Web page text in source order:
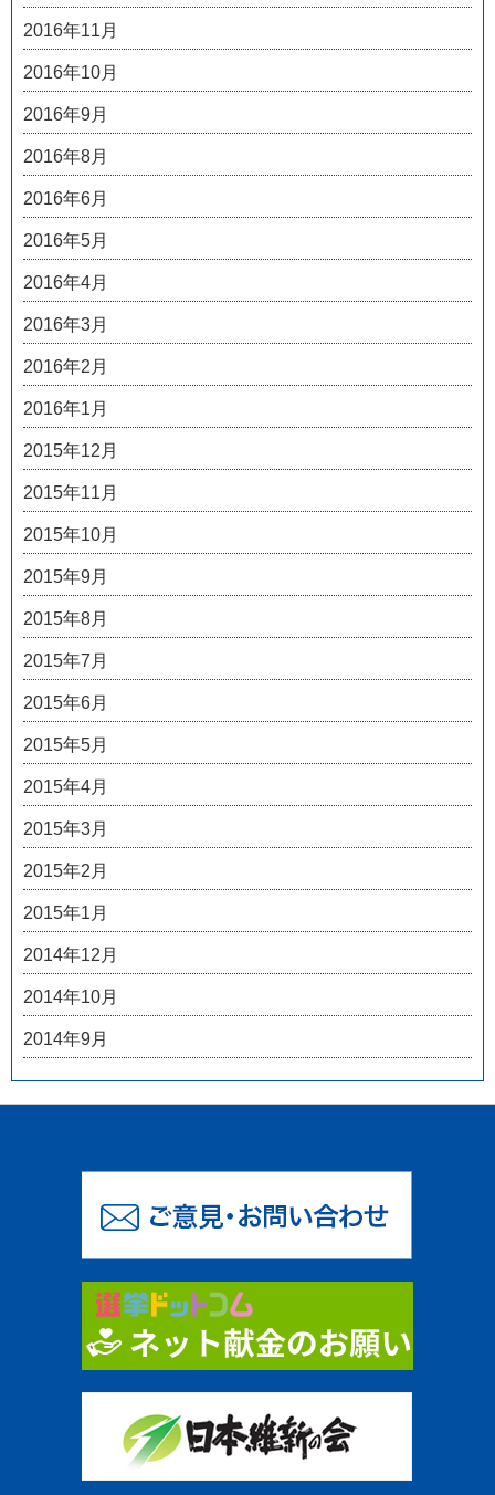
2016年11月
2016年10月
2016年9月
2016年8月
2016年6月
2016年5月
2016年4月
2016年3月
2016年2月
2016年1月
2015年12月
2015年11月
2015年10月
2015年9月
2015年8月
2015年7月
2015年6月
2015年5月
2015年4月
2015年3月
2015年2月
2015年1月
2014年12月
2014年10月
2014年9月